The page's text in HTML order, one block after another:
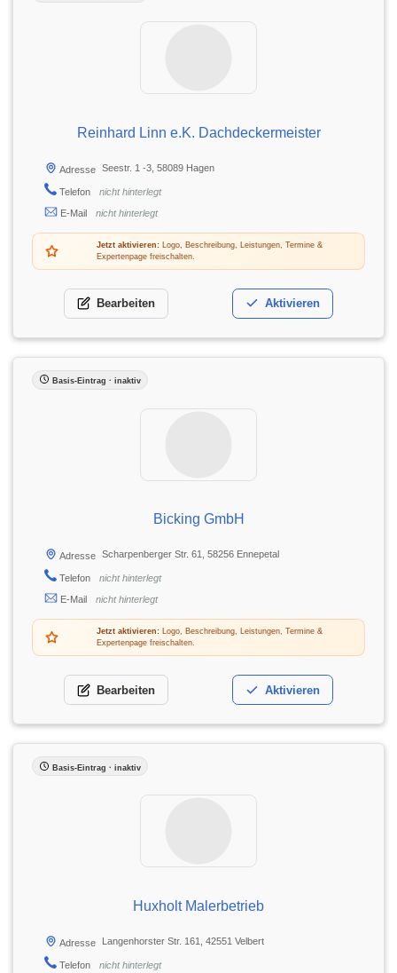
Reinhard Linn e.K. Dachdeckermeister
Adresse Seestr. 1 -3, 58089 Hagen
Telefon
nicht hinterlegt
E-Mail
nicht hinterlegt
Jetzt aktivieren:Logo, Beschreibung, Leistungen, Termine &
Expertenpage freischalten.
Bearbeiten Aktivieren
Basis-Eintrag · inaktiv
Bicking GmbH
Adresse Scharpenberger Str. 61, 58256 Ennepetal
Telefon
nicht hinterlegt
E-Mail
nicht hinterlegt
Jetzt aktivieren:Logo, Beschreibung, Leistungen, Termine &
Expertenpage freischalten.
Bearbeiten Aktivieren
Basis-Eintrag · inaktiv
Huxholt Malerbetrieb
Adresse Langenhorster Str. 161, 42551 Velbert
Telefon nicht hinterlegt